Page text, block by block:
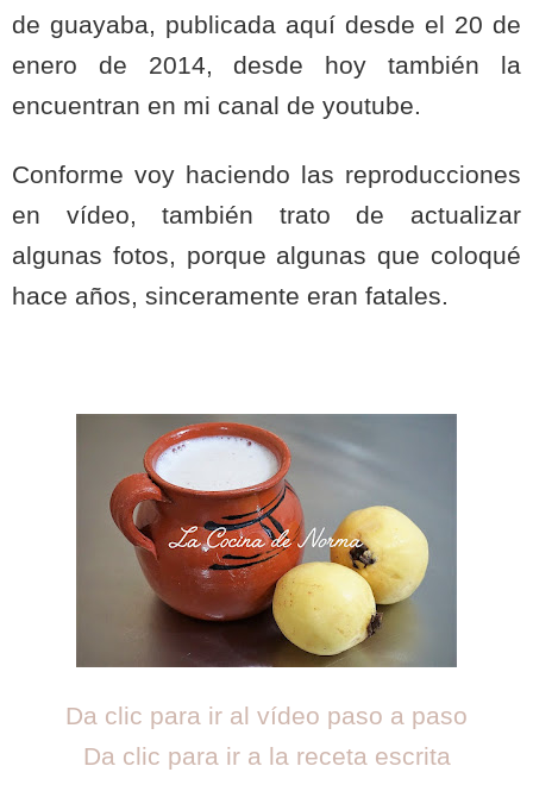
de guayaba, publicada aquí desde el 20 de
enero de 2014, desde hoy también la
encuentran en mi canal de youtube.
Conforme voy haciendo las reproducciones
en vídeo, también trato de actualizar
algunas fotos, porque algunas que coloqué
hace años, sinceramente eran fatales.
Da clic para ir al vídeo paso a paso
Da clic para ir a la receta escrita